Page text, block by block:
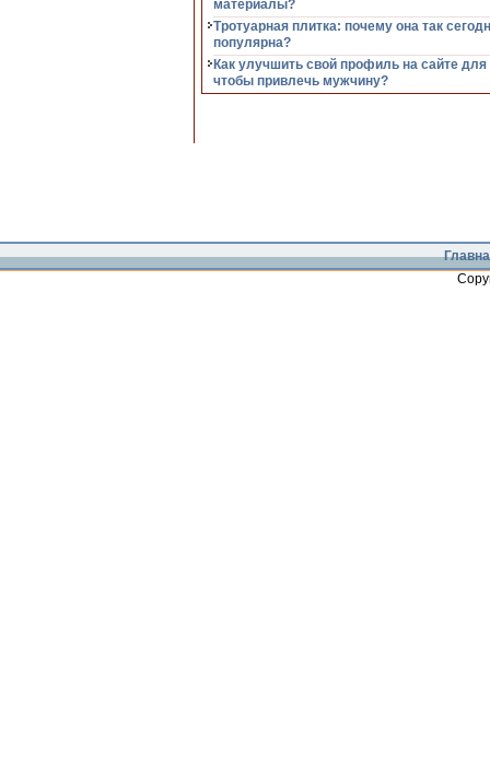
материалы?
Тротуарная плитка: почему она так
популярна?
Как улучшить свой профиль на сайте для
чтобы привлечь мужчину?